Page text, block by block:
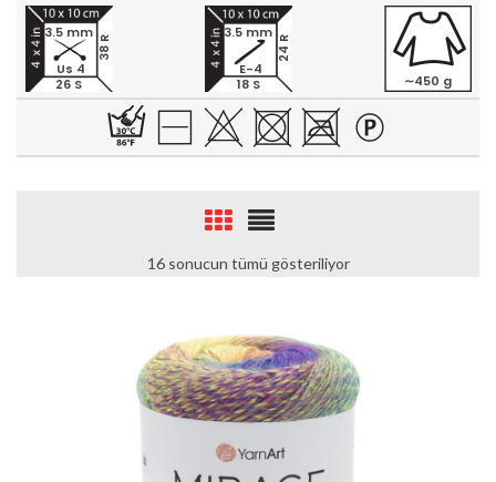
26 S
38 R
3.5 mm
Us 4
18 S
24 R
3.5 mm
E-4
∼450 g
16 sonucun tümü gösteriliyor